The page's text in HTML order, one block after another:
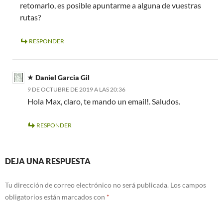
retomarlo, es posible apuntarme a alguna de vuestras
rutas?
RESPONDER
Daniel Garcia Gil
9 DE OCTUBRE DE 2019 A LAS 20:36
Hola Max, claro, te mando un email!. Saludos.
RESPONDER
DEJA UNA RESPUESTA
Tu dirección de correo electrónico no será publicada. Los campos
obligatorios están marcados con *